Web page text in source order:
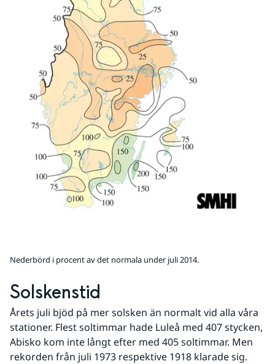
Nederbörd i procent av det normala under juli 2014.
Solskenstid
Årets juli bjöd på mer solsken än normalt vid alla våra
stationer. Flest soltimmar hade Luleå med 407 stycken,
Abisko kom inte långt efter med 405 soltimmar. Men
rekorden från juli 1973 respektive 1918 klarade sig.